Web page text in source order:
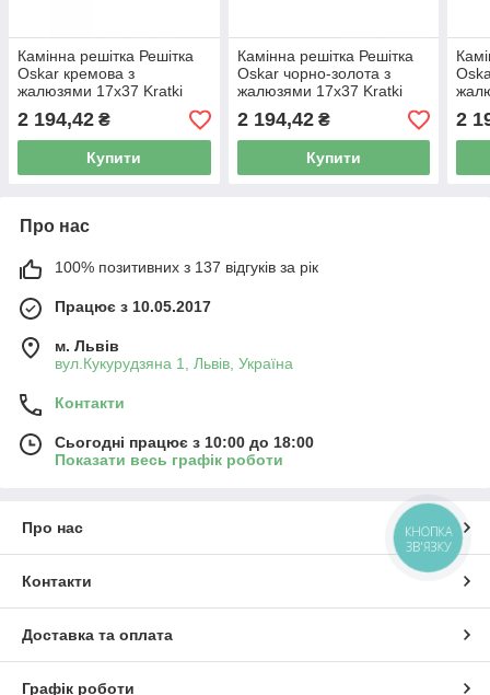
Камінна решітка Решітка
Oskar кремова з
жалюзями 17x37 Kratki
2 194,42 ₴
Купити
Камінна решітка Решітка
Oskar чорно-золота з
жалюзями 17x37 Kratki
2 194,42₴
Купити
2
Про нас
100% позитивних з 137 відгуків за рік
Працює з 10.05.2017
м. Львів
вул.Кукурудзяна 1, Львів, Україна
Контакти
Сьогодні працює з 10:00 до 18:00
Показати весь графік роботи
Про нас
Контакти
Доставка та оплата
Графік роботи
КНОПКА
ЗВ'ЯЗКУ